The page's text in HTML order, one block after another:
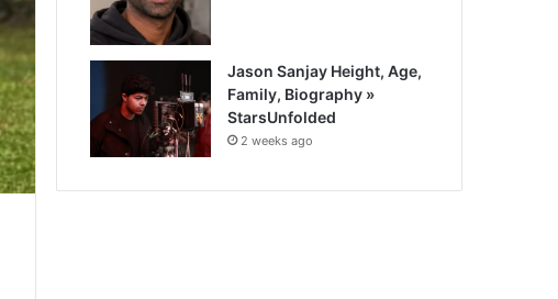
Jason Sanjay Height, Age,
Family, Biography »
StarsUnfolded
2 weeks ago